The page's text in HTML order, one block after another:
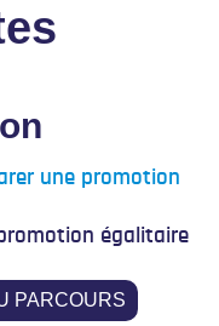
une promotion
égalitaire
PARCOURS